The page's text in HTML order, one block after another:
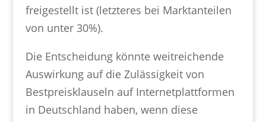
freigestellt ist (letzteres bei Marktanteilen
von unter 30%).
Die Entscheidung könnte weitreichende
Auswirkung auf die Zulässigkeit von
Bestpreisklauseln auf Internetplattformen
in Deutschland haben, wenn diese